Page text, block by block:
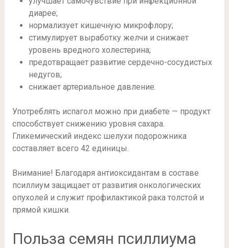
диарее;
нормализует кишечную микрофлору;
стимулирует выработку желчи и снижает
уровень вредного холестерина;
предотвращает развитие сердечно-сосудистых
недугов;
снижает артериальное давление.
Употреблять испагол можно при диабете — продукт
способствует снижению уровня сахара.
Гликемический индекс шелухи подорожника
составляет всего 42 единицы.
Внимание! Благодаря антиоксидантам в составе
псиллиум защищает от развития онкологических
опухолей и служит профилактикой рака толстой и
прямой кишки.
Польза семян псиллиума